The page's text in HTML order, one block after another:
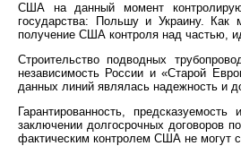
США на данный момент контролируют
государства: Польшу и Украину. Как
получение США контроля над частью,
Строительство подводных
независимость России и «Старой
данных линий являлась надежность и
Гарантированность,
заключении долгосрочных договоров
фактическим контролем США не могут